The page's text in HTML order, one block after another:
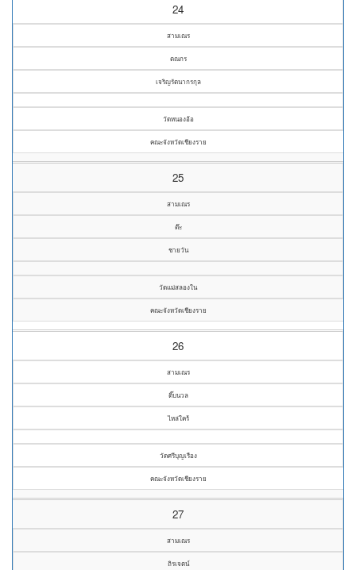
24
สามเณร
ตณกร
เจริญรัตนากรกุล
วัดหนองอ้อ
คณะจังหวัดเชียงราย
25
สามเณร
ต๊ะ
ชายวัน
วัดแม่สลองใน
คณะจังหวัดเชียงราย
26
สามเณร
ติ๊บนวล
ไหล่ใคร้
วัดศรีบุญเรือง
คณะจังหวัดเชียงราย
27
สามเณร
ถิรเจตน์